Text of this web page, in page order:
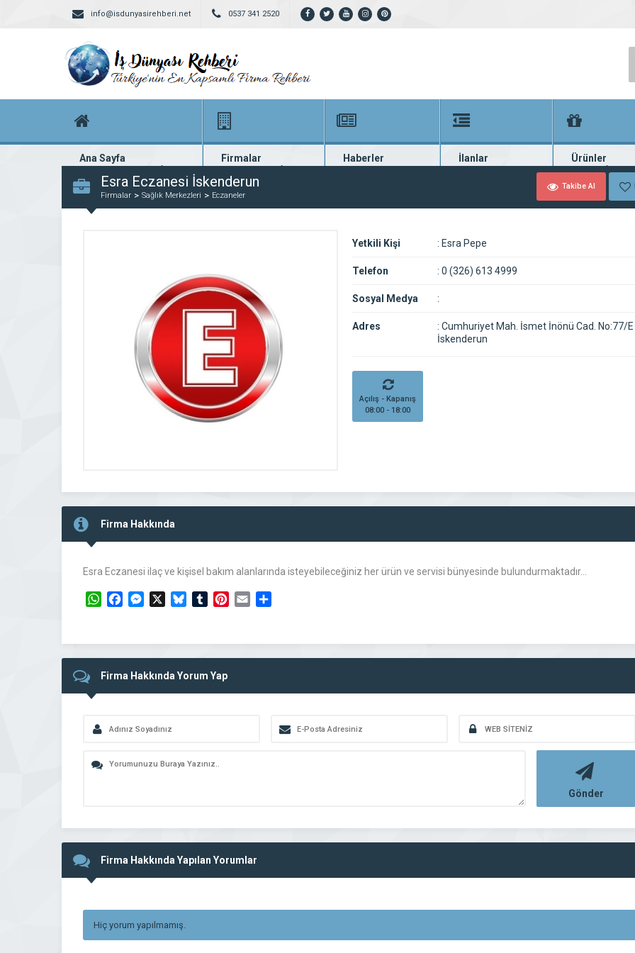
info@isdunyasirehberi.net 0537 341 2520
Ana Sayfa
Firma rehberi ana sayfanız
Firmalar
Yüzlerce kayıtlı firma
Haberler
En güncel haberler
İlanlar
Güncel seri ilanlar
Ürünler
Binlerce firma
Esra Eczanesi İskenderun
Firmalar Sağlık Merkezleri Eczaneler
Takibe Al
Yetkili Kişi : Esra Pepe
Telefon : 0 (326) 613 4999
Sosyal Medya :
Adres : Cumhuriyet Mah. İsmet İnönü Cad. No:77/
İskenderun
Açılış - Kapanış
08:00 - 18:00
Firma Hakkında
Esra Eczanesi ilaç ve kişisel bakım alanlarında isteyebileceğiniz her ürün ve servisi bünyesinde bulundurmaktadır…
WhatsAppFacebookMessengerBlueskyTumblrPinterest
Email
Firma Hakkında Yorum Yap
Gönder
Firma Hakkında Yapılan Yorumlar
Hiç yorum yapılmamış.